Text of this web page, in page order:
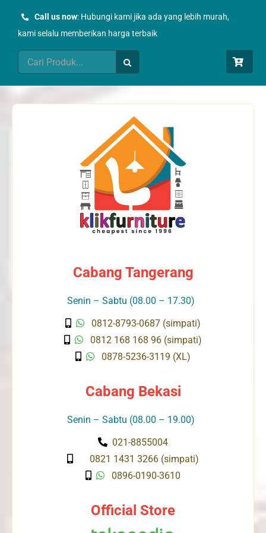
Call us now: Hubungi kami jika ada yang lebih murah,
kami selalu memberikan harga terbaik
Search
for:
Cabang Tangerang
Senin – Sabtu (08.00 – 17.30)
0812-8793-0687 (simpati)
0812 168 168 96 (simpati)
0878-5236-3119 (XL)
Cabang Bekasi
Senin – Sabtu (08.00 – 19.00)
021-8855004
0821 1431 3266 (simpati)
0896-0190-3610
Official Store